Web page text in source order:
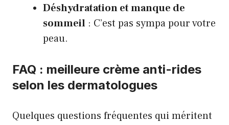
Déshydratation et manque de
sommeil : C’est pas sympa pour votre
peau.
FAQ : meilleure crème anti-rides
selon les dermatologues
Quelques questions fréquentes qui méritent